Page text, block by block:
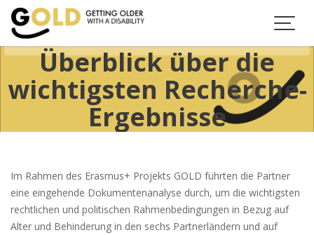
Skip
content
Überblick über die
wichtigsten Recherche-
Ergebnisse
Im Rahmen des Erasmus+ Projekts GOLD führten die Partner
eine eingehende Dokumentenanalyse durch, um die wichtigsten
rechtlichen und politischen Rahmenbedingungen in Bezug auf
Alter und Behinderung in den sechs Partnerländern und auf